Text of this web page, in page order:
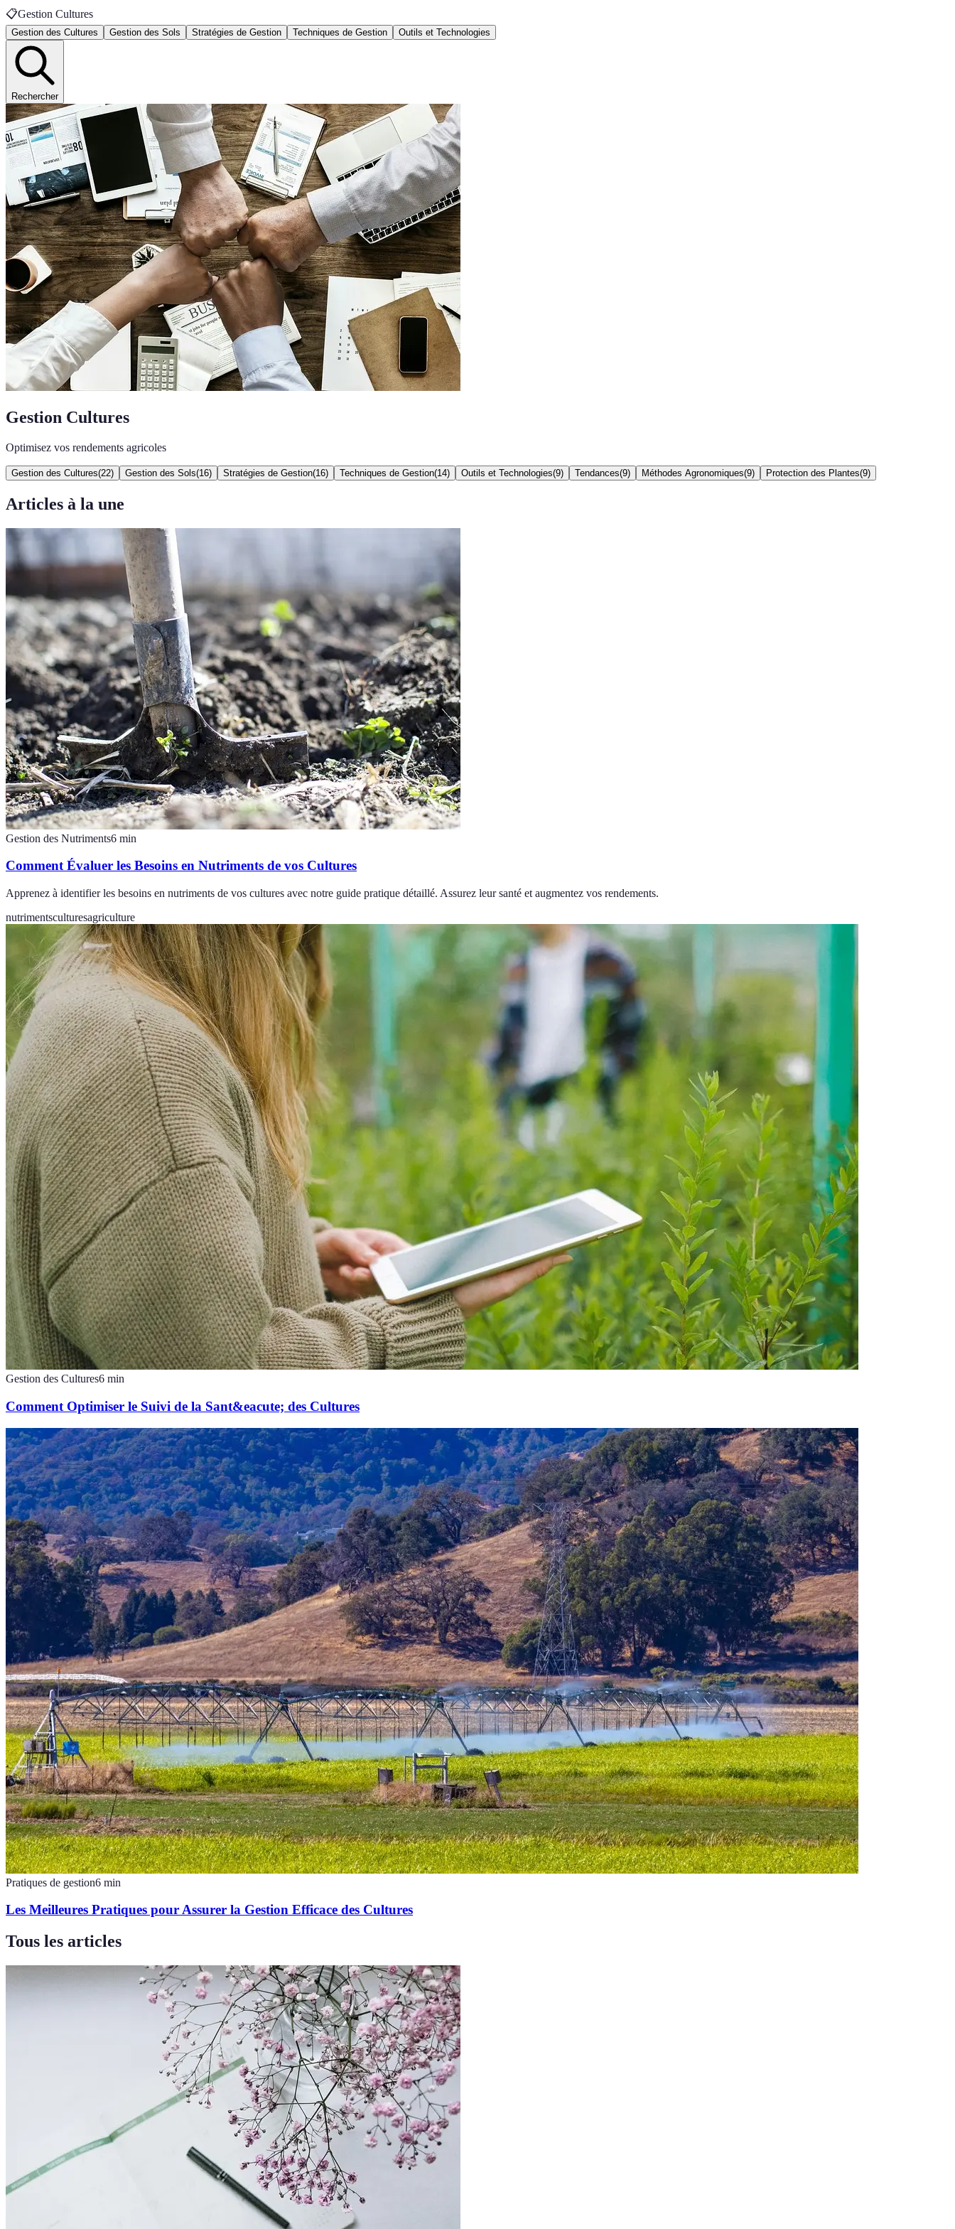
📋Gestion Cultures
Gestion des Cultures Gestion des Sols Stratégies de Gestion Techniques de Gestion Outils et Technologies
Rechercher
Gestion Cultures
Optimisez vos rendements agricoles
Gestion des Cultures(22) Gestion des Sols(16) Stratégies de Gestion(16) Techniques de Gestion(14) Outils et Technologies(9) Tendances(9) Méthodes Agronomiques(9) Protection des Plantes(9)
Articles à la une
Gestion des Nutriments6 min
Comment Évaluer les Besoins en Nutriments de vos Cultures
Apprenez à identifier les besoins en nutriments de vos cultures avec notre guide pratique détaillé. Assurez leur santé et augmentez vos rendements.
nutrimentsculturesagriculture
Gestion des Cultures6 min
Comment Optimiser le Suivi de la Sant&eacute; des Cultures
Pratiques de gestion6 min
Les Meilleures Pratiques pour Assurer la Gestion Efficace des Cultures
Tous les articles